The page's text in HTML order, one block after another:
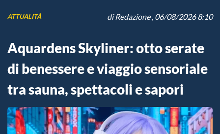
ATTUALITÀ diRedazione, 06/08/2026 8:10
Aquardens Skyliner: otto serate
di benessere e viaggio sensoriale
tra sauna, spettacoli e sapori